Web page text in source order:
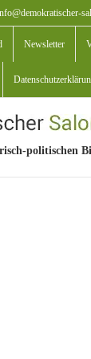
Newsletter
politischen